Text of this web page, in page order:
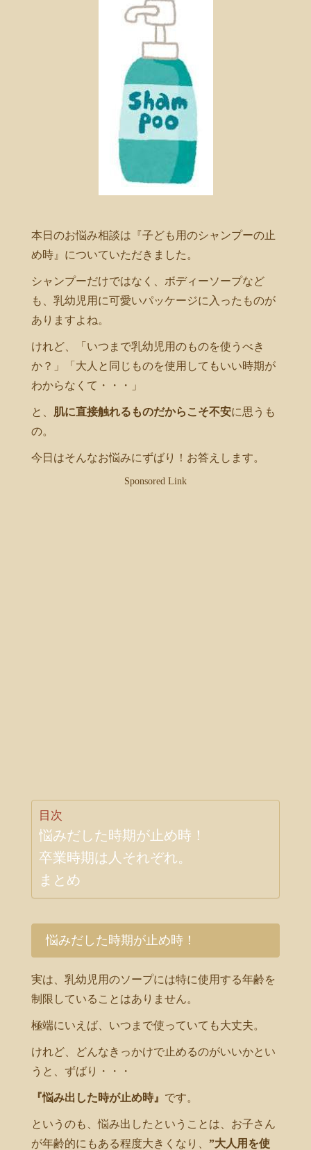
本日のお悩み相談は『子ども用のシャンプーの止
め時』についていただきました。
シャンプーだけではなく、ボディーソープなど
も、乳幼児用に可愛いパッケージに入ったものが
ありますよね。
けれど、「いつまで乳幼児用のものを使うべき
か？」「大人と同じものを使用してもいい時期が
わからなくて・・・」
と、 肌に直接触れるものだからこそ不安に思うも
の。
今日はそんなお悩みにずばり！お答えします。
Sponsored Link
目次
悩みだした時期が止め時！
卒業時期は人それぞれ。
まとめ
悩みだした時期が止め時！
実は、乳幼児用のソープには特に使用する年齢を
制限していることはありません。
極端にいえば、いつまで使っていても大丈夫。
けれど、どんなきっかけで止めるのがいいかとい
うと、ずばり・・・
『悩み出した時が止め時』 です。
というのも、悩み出したということは、お子さん
が年齢的にもある程度大きくなり、 ”大人用を使